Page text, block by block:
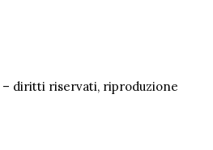
– diritti riservati, riproduzione